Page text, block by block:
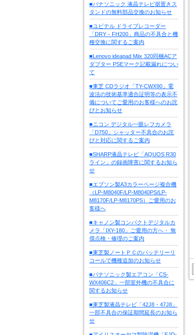
■パナソニック 液晶テレビ据置きス
タンドの無料部品交換のお知らせ
■ユピテル ドライブレコーダー
「DRY－FH200」商品の不具合と機
種交換に関するご案内
■Lenovo ideapad Miix 320同梱ACア
ダプター PSEマーク記載漏れについ
て
■東芝 CDラジオ「TY-CWX90」電
波法の技術基準適合証明等の表示不
備についてご愛用のお客様へのお詫
びとお知らせ
■ニコン デジタル一眼レフカメラ
「D750」シャッター不具合のお詫
びと対応に関するご案内
■SHARP液晶テレビ「AQUOS R30
ライン」の録画障害に関するお知ら
せ
■エプソン製A3カラーページ複合機
（LP-M8040F/LP-M8040PS/LP-
M8170F/LP-M8170PS）ご愛用のお
客様へ
■キャノン製コンパクトデジタルカ
メラ「IXY-180」ご愛用の方へ・ 無
償点検・修理のご案内
■東芝製ノートＰＣのバッテリーリ
コールで機種追加のお知らせ
■パナソニック製エアコン「CS-
WX406C2」一部室外機の不具合に
関するお知らせ
■東芝製液晶テレビ「42J8・47J8」
一部不具合の保証期間延長のお知ら
せ